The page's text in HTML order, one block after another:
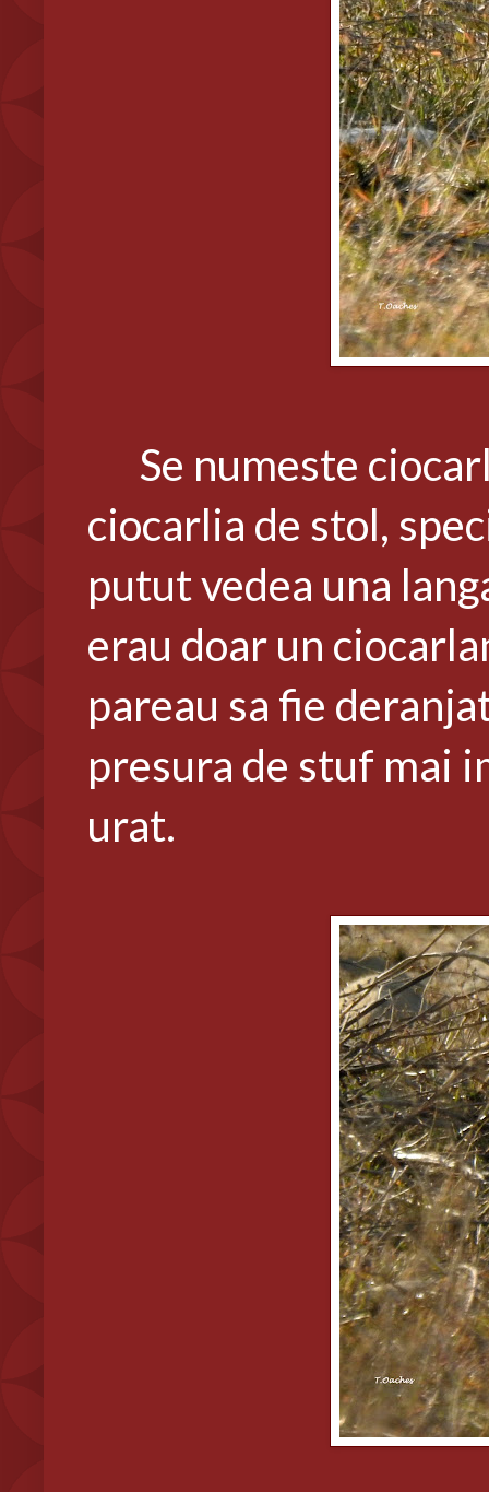
Se numeste
ciocarlia de stol,
putut vedea una
erau doar un
pareau sa fie
presura de stuf mai
urat.